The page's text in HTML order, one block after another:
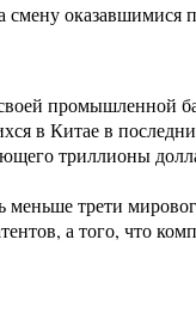
оказавшимися
промышленной
в Китае в
триллионы
меньше трети
а того, что